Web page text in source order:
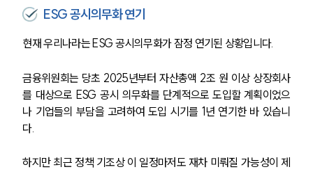
ESG 공시의무화 연기
현재 우리나라는 ESG 공시의무화가 잠정 연기된 상황입니다.
금융위원회는 당초 2025년부터 자산총액 2조 원 이상 상장회사
를 대상으로 ESG 공시 의무화를 단계적으로 도입할 계획이었으
나 기업들의 부담을 고려하여 도입 시기를 1년 연기한 바 있습니
다.
하지만 최근 정책 기조상 이 일정마저도 재차 미뤄질 가능성이 제